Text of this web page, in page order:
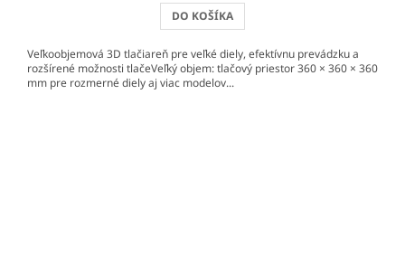
DO KOŠÍKA
Veľkoobjemová 3D tlačiareň pre veľké diely, efektívnu prevádzku a
rozšírené možnosti tlačeVeľký objem: tlačový priestor 360 × 360 × 360
mm pre rozmerné diely aj viac modelov...